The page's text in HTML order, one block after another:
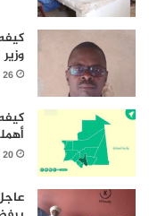
26 فبراير، 2021
20 مايو، 2022